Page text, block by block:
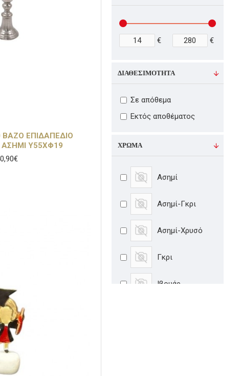
ΒΑΖΟ ΕΠΙΔΑΠΕΔΙΟ
Υ55ΧΦ19
€ €
ΧΡΏΜΑ
Ασημί
Ασημί-Γκρι
Ασημί-Χρυσό
Γκρι
Ιβουάρ
ΔΙΑΘΕΣΙΜΌΤΗΤΑ
Σε απόθεμα
Εκτός αποθέματος